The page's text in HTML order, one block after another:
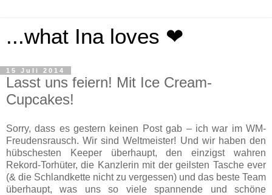
...what Ina loves ❤
15 Juli 2014
Lasst uns feiern! Mit Ice Cream-
Cupcakes!
Sorry, dass es gestern keinen Post gab – ich war im WM-
Freudensrausch. Wir sind Weltmeister! Und wir haben den
hübschesten Keeper überhaupt, den einzigst wahren
Rekord-Torhüter, die Kanzlerin mit der geilsten Tasche ever
(& die Schlandkette nicht zu vergessen) und das beste Team
überhaupt, was uns so viele spannende und schöne